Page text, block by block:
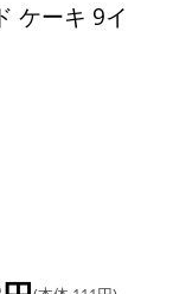
ケーキ 9イ